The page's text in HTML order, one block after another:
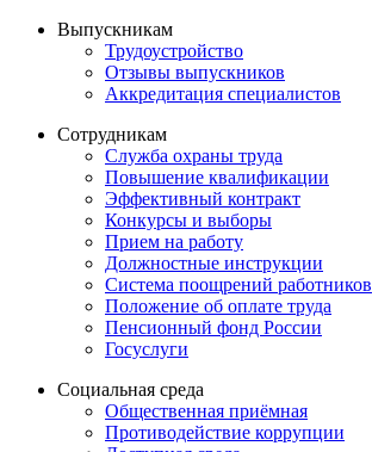
Выпускникам
Трудоустройство
Отзывы выпускников
Аккредитация специалистов
Сотрудникам
Служба охраны труда
Повышение квалификации
Эффективный контракт
Конкурсы и выборы
Прием на работу
Должностные инструкции
Система поощрений работников
Положение об оплате труда
Пенсионный фонд России
Госуслуги
Социальная среда
Общественная приёмная
Противодействие коррупции